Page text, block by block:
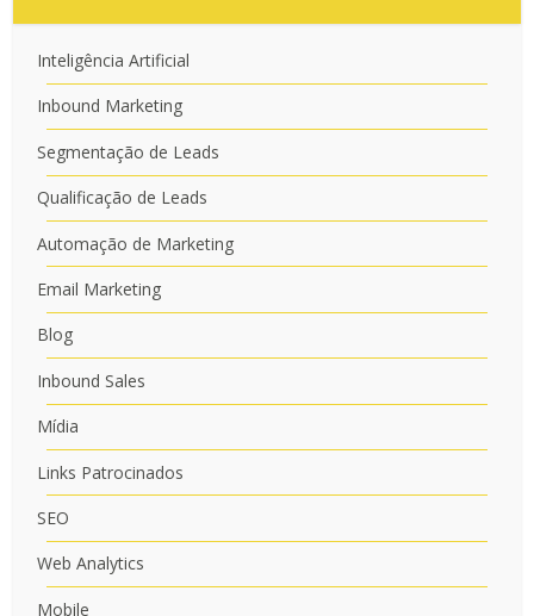
Inteligência Artificial
Inbound Marketing
Segmentação de Leads
Qualificação de Leads
Automação de Marketing
Email Marketing
Blog
Inbound Sales
Mídia
Links Patrocinados
SEO
Web Analytics
Mobile